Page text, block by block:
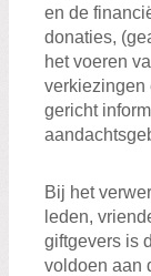
en de
donaties,
het voeren
verkiezingen
gericht
Bij het
leden,
giftgevers is
voldoen aan